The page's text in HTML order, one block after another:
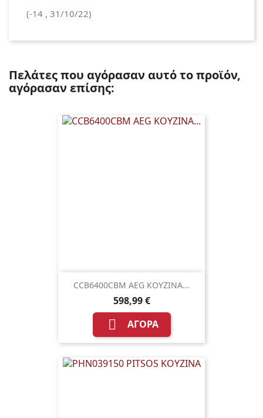
(-14 , 31/10/22)
Πελάτες που αγόρασαν αυτό το προϊόν,
αγόρασαν επίσης:
CCB6400CBM AEG ΚΟΥΖΙΝΑ...
598,99 €
 ΑΓΟΡΆ